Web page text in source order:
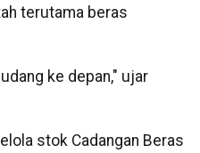
terutama beras
ke depan," ujar
stok Cadangan Beras